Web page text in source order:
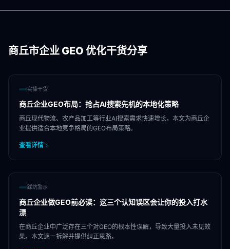
商丘市企业 GEO 优化干货分享
实操干货
商丘企业GEO布局：抢占AI搜索先机的本地化策略
商丘现代物流、农产品加工等行业AI搜索需求快速增长，本文为商丘企
业提供适合本地竞争格局的GEO布局策略。
查看详情
踩坑警示
商丘企业做GEO前必读：这三个认知误区会让你的投入打水
漂
在商丘企业中广泛存在三个对GEO的根本性误解，导致大量投入未见效
果。本文逐一拆解并提供纠正思路。